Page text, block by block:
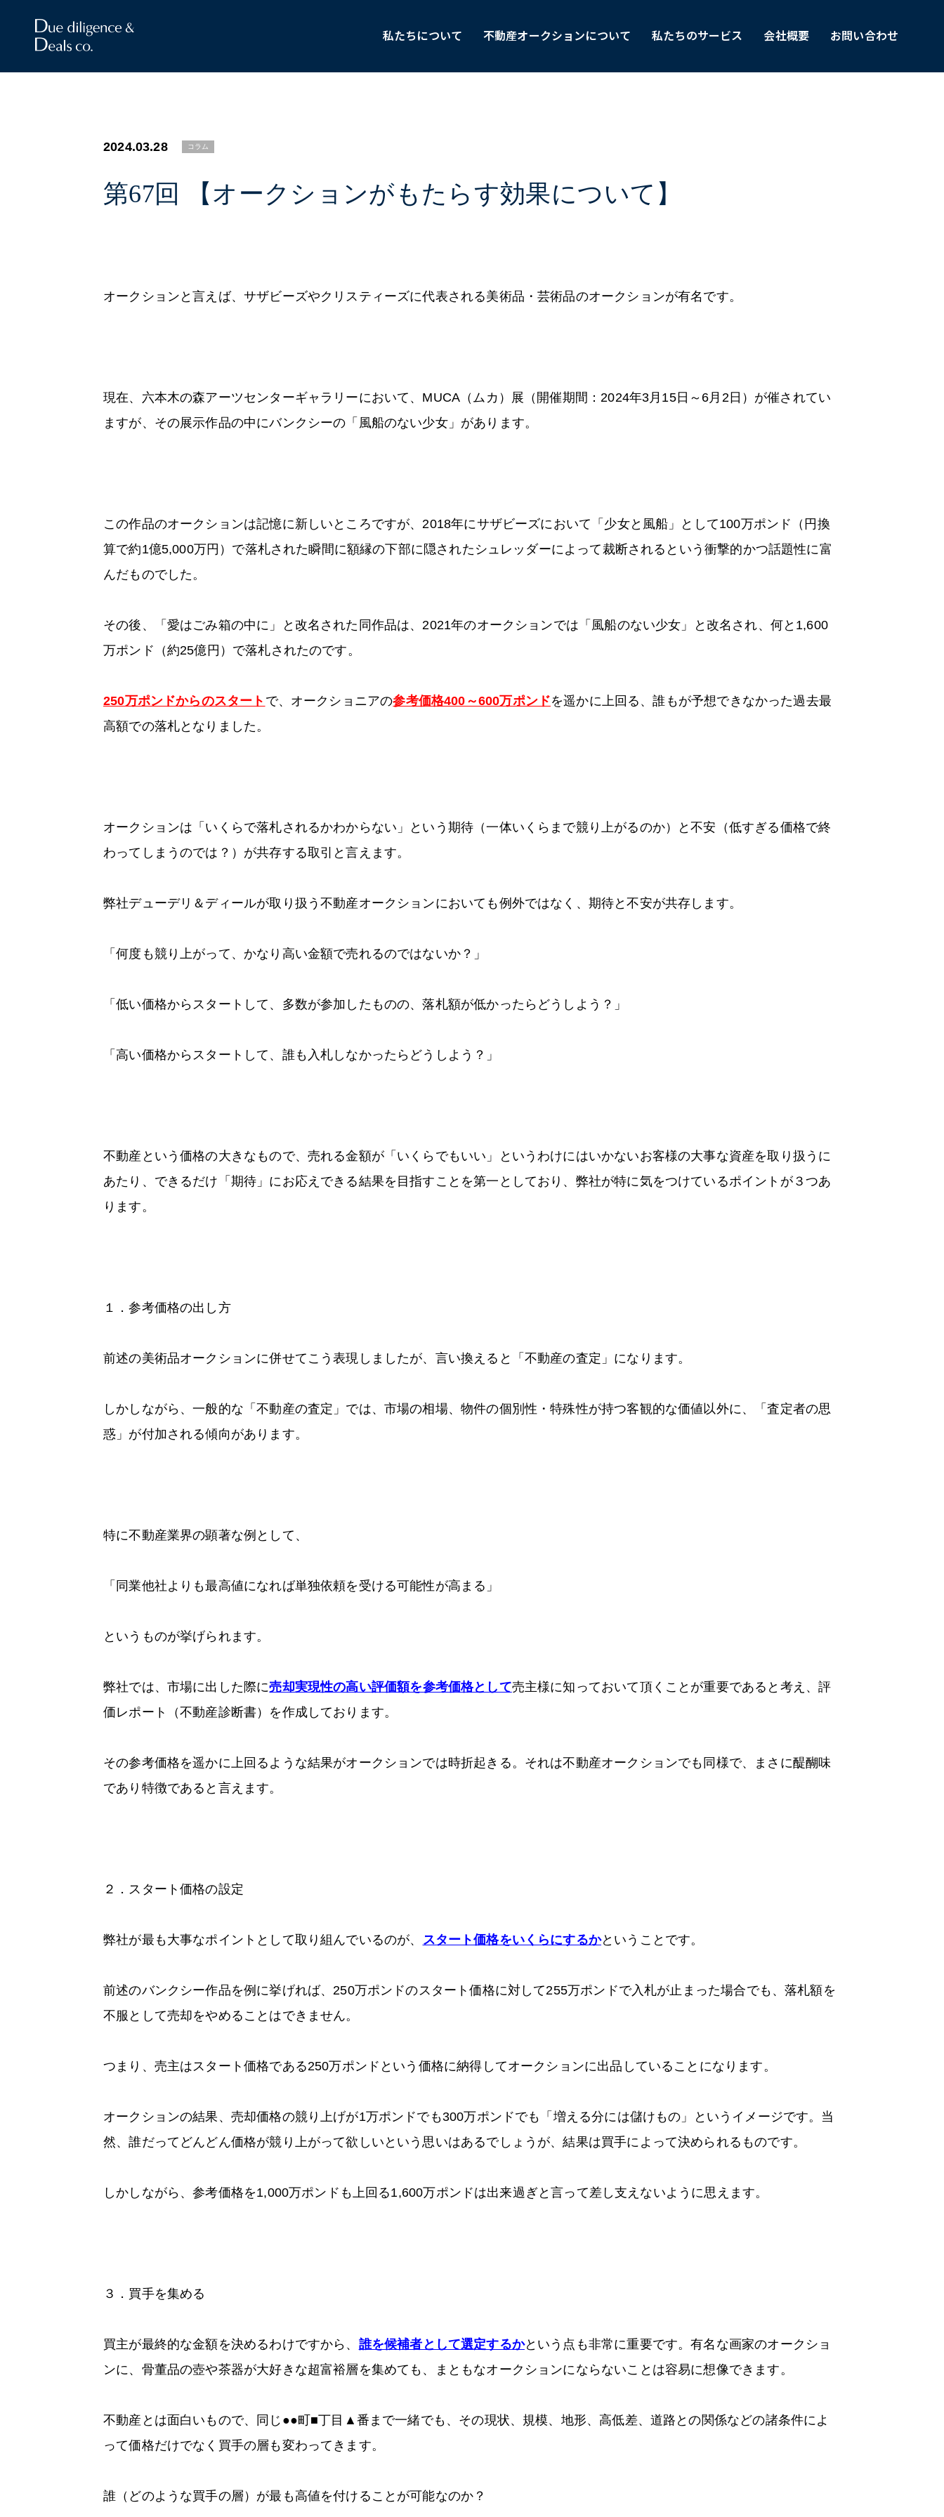
私たちについて 不動産オークションについて 私たちのサービス 会社概要 お問い合わせ
2024.03.28 コラム
第67回 【オークションがもたらす効果について】
オークションと言えば、サザビーズやクリスティーズに代表される美術品・芸術品のオークションが有名です。
現在、六本木の森アーツセンターギャラリーにおいて、MUCA（ムカ）展（開催期間：2024年3月15日～6月2日）が催されてい
ますが、その展示作品の中にバンクシーの「風船のない少女」があります。
この作品のオークションは記憶に新しいところですが、2018年にサザビーズにおいて「少女と風船」として100万ポンド（円換
算で約1億5,000万円）で落札された瞬間に額縁の下部に隠されたシュレッダーによって裁断されるという衝撃的かつ話題性に富
んだものでした。
その後、「愛はごみ箱の中に」と改名された同作品は、2021年のオークションでは「風船のない少女」と改名され、何と1,600
万ポンド（約25億円）で落札されたのです。
250万ポンドからのスタート で、オークショニアの参考価格400～600万ポンドを遥かに上回る、誰もが予想できなかった過去最
高額での落札となりました。
オークションは「いくらで落札されるかわからない」という期待（一体いくらまで競り上がるのか）と不安（低すぎる価格で終
わってしまうのでは？）が共存する取引と言えます。
弊社デューデリ＆ディールが取り扱う不動産オークションにおいても例外ではなく、期待と不安が共存します。
「何度も競り上がって、かなり高い金額で売れるのではないか？」
「低い価格からスタートして、多数が参加したものの、落札額が低かったらどうしよう？」
「高い価格からスタートして、誰も入札しなかったらどうしよう？」
不動産という価格の大きなもので、売れる金額が「いくらでもいい」というわけにはいかないお客様の大事な資産を取り扱うに
あたり、できるだけ「期待」にお応えできる結果を目指すことを第一としており、弊社が特に気をつけているポイントが３つあ
ります。
１．参考価格の出し方
前述の美術品オークションに併せてこう表現しましたが、言い換えると「不動産の査定」になります。
しかしながら、一般的な「不動産の査定」では、市場の相場、物件の個別性・特殊性が持つ客観的な価値以外に、「査定者の思
惑」が付加される傾向があります。
特に不動産業界の顕著な例として、
「同業他社よりも最高値になれば単独依頼を受ける可能性が高まる」
というものが挙げられます。
弊社では、市場に出した際に売却実現性の高い評価額を参考価格として売主様に知っておいて頂くことが重要であると考え、評
価レポート（不動産診断書）を作成しております。
その参考価格を遥かに上回るような結果がオークションでは時折起きる。それは不動産オークションでも同様で、まさに醍醐味
であり特徴であると言えます。
２．スタート価格の設定
弊社が最も大事なポイントとして取り組んでいるのが、 スタート価格をいくらにするかということです。
前述のバンクシー作品を例に挙げれば、250万ポンドのスタート価格に対して255万ポンドで入札が止まった場合でも、落札額を
不服として売却をやめることはできません。
つまり、売主はスタート価格である250万ポンドという価格に納得してオークションに出品していることになります。
オークションの結果、売却価格の競り上げが1万ポンドでも300万ポンドでも「増える分には儲けもの」というイメージです。当
然、誰だってどんどん価格が競り上がって欲しいという思いはあるでしょうが、結果は買手によって決められるものです。
しかしながら、参考価格を1,000万ポンドも上回る1,600万ポンドは出来過ぎと言って差し支えないように思えます。
３．買手を集める
買主が最終的な金額を決めるわけですから、 誰を候補者として選定するかという点も非常に重要です。有名な画家のオークショ
ンに、骨董品の壺や茶器が大好きな超富裕層を集めても、まともなオークションにならないことは容易に想像できます。
不動産とは面白いもので、同じ●●町■丁目▲番まで一緒でも、その現状、規模、地形、高低差、道路との関係などの諸条件によ
って価格だけでなく買手の層も変わってきます。
誰（どのような買手の層）が最も高値を付けることが可能なのか？